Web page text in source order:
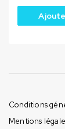
Conditions
Mentions